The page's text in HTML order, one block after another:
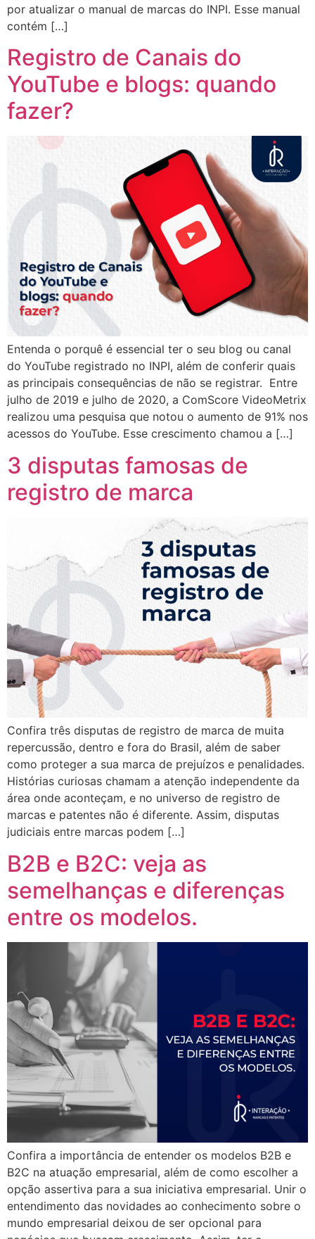
por atualizar o manual de marcas do INPI. Esse manual
contém […]
Registro de Canais do
YouTube e blogs: quando
fazer?
Entenda o porquê é essencial ter o seu blog ou canal
do YouTube registrado no INPI, além de conferir quais
as principais consequências de não se registrar. Entre
julho de 2019 e julho de 2020, a ComScore VideoMetrix
realizou uma pesquisa que notou o aumento de 91% nos
acessos do YouTube. Esse crescimento chamou a […]
3 disputas famosas de
registro de marca
Confira três disputas de registro de marca de muita
repercussão, dentro e fora do Brasil, além de saber
como proteger a sua marca de prejuízos e penalidades.
Histórias curiosas chamam a atenção independente da
área onde aconteçam, e no universo de registro de
marcas e patentes não é diferente. Assim, disputas
judiciais entre marcas podem […]
B2B e B2C: veja as
semelhanças e diferenças
entre os modelos.
Confira a importância de entender os modelos B2B e
B2C na atuação empresarial, além de como escolher a
opção assertiva para a sua iniciativa empresarial. Unir o
entendimento das novidades ao conhecimento sobre o
mundo empresarial deixou de ser opcional para